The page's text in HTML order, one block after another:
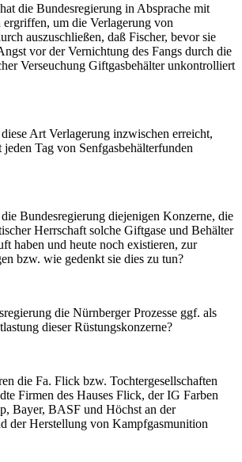
die Bundesregierung in Absprache mit
ergriffen, um die Verlagerung von
auszuschließen, daß Fischer, bevor sie
vor der Vernichtung des Fangs durch die
Verseuchung Giftgasbehälter unkontrolliert
Art Verlagerung inzwischen erreicht,
Tag von Senfgasbehälterfunden
Bundesregierung diejenigen Konzerne, die
Herrschaft solche Giftgase und Behälter
haben und heute noch existieren, zur
bzw. wie gedenkt sie dies zu tun?
die Nürnberger Prozesse ggf. als
dieser Rüstungskonzerne?
die Fa. Flick bzw. Tochtergesellschaften
Firmen des Hauses Flick, der IG Farben
Bayer, BASF und Höchst an der
der Herstellung von Kampfgasmunition